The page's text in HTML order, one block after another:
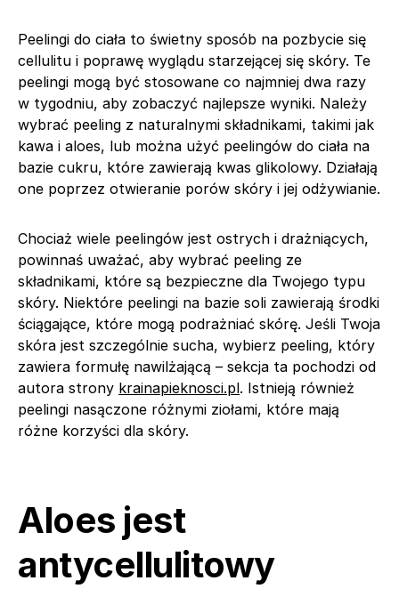
Peelingi do ciała to świetny sposób na pozbycie się
cellulitu i poprawę wyglądu starzejącej się skóry. Te
peelingi mogą być stosowane co najmniej dwa razy
w tygodniu, aby zobaczyć najlepsze wyniki. Należy
wybrać peeling z naturalnymi składnikami, takimi jak
kawa i aloes, lub można użyć peelingów do ciała na
bazie cukru, które zawierają kwas glikolowy. Działają
one poprzez otwieranie porów skóry i jej odżywianie.
Chociaż wiele peelingów jest ostrych i drażniących,
powinnaś uważać, aby wybrać peeling ze
składnikami, które są bezpieczne dla Twojego typu
skóry. Niektóre peelingi na bazie soli zawierają środki
ściągające, które mogą podrażniać skórę. Jeśli Twoja
skóra jest szczególnie sucha, wybierz peeling, który
zawiera formułę nawilżającą – sekcja ta pochodzi od
autora strony krainapieknosci.pl. Istnieją również
peelingi nasączone różnymi ziołami, które mają
różne korzyści dla skóry.
Aloes jest
antycellulitowy